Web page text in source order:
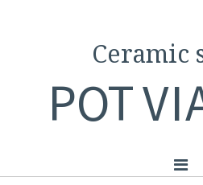
Ceramic
POTVI